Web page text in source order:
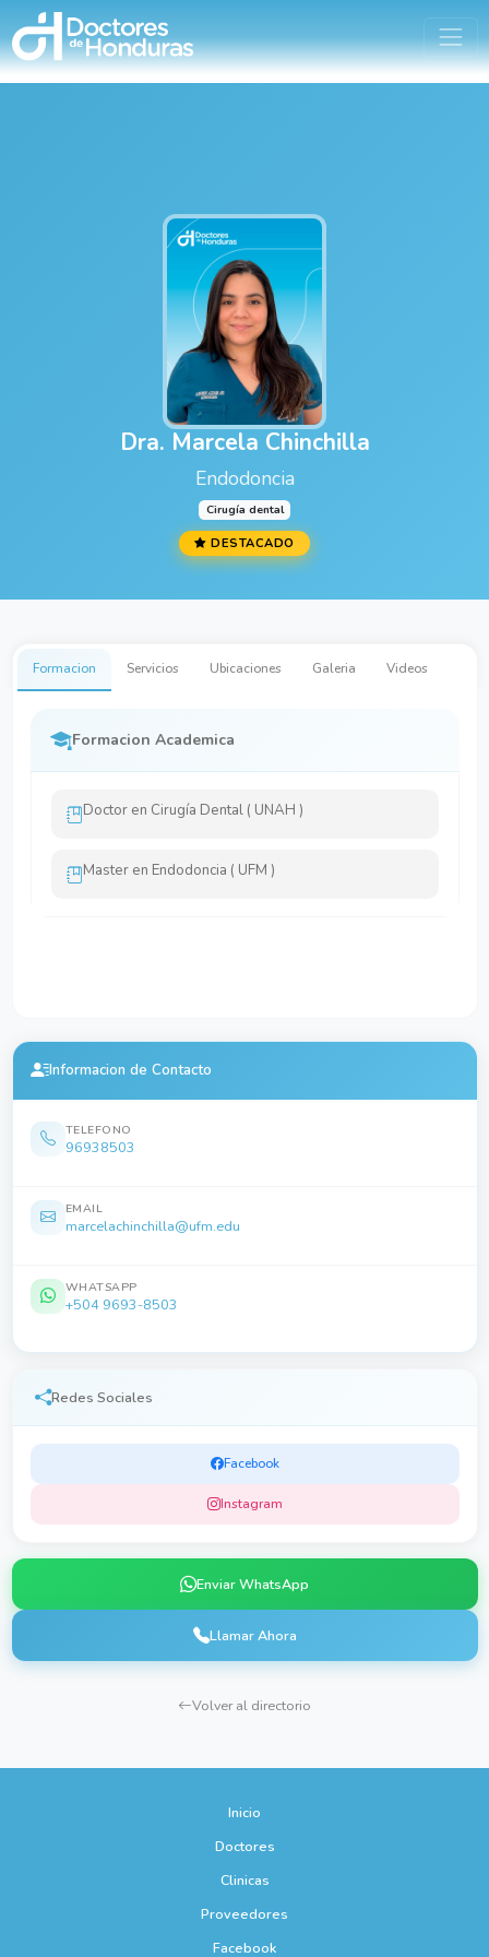
Dra. Marcela Chinchilla
Endodoncia
Cirugía dental
DESTACADO
Formacion Servicios Ubicaciones Galeria Videos
Formacion Academica
Doctor en Cirugía Dental ( UNAH )
Master en Endodoncia ( UFM )
Informacion de Contacto
TELEFONO
96938503
EMAIL
marcelachinchilla@ufm.edu
WHATSAPP
+504 9693-8503
Redes Sociales
Facebook
Instagram
Enviar WhatsApp
Llamar Ahora
Volver al directorio
Inicio
Doctores
Clinicas
Proveedores
Facebook